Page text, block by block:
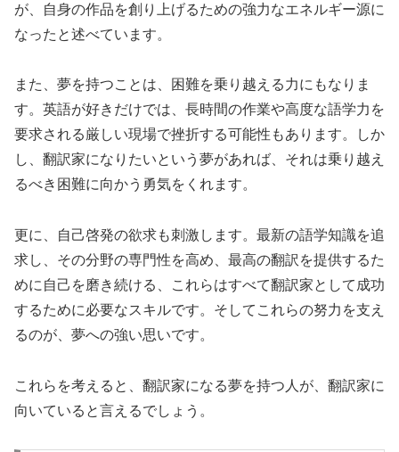
が、自身の作品を創り上げるための強力なエネルギー源に
なったと述べています。
また、夢を持つことは、困難を乗り越える力にもなりま
す。英語が好きだけでは、長時間の作業や高度な語学力を
要求される厳しい現場で挫折する可能性もあります。しか
し、翻訳家になりたいという夢があれば、それは乗り越え
るべき困難に向かう勇気をくれます。
更に、自己啓発の欲求も刺激します。最新の語学知識を追
求し、その分野の専門性を高め、最高の翻訳を提供するた
めに自己を磨き続ける、これらはすべて翻訳家として成功
するために必要なスキルです。そしてこれらの努力を支え
るのが、夢への強い思いです。
これらを考えると、翻訳家になる夢を持つ人が、翻訳家に
向いていると言えるでしょう。